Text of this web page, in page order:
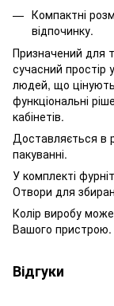
Компактні
відпочинку.
Призначений для
сучасний простір
людей, що цінують
функціональні
кабінетів.
Доставляється в
пакуванні.
У комплекті
Отвори для
Колір виробу
Вашого пристрою.
Відгуки